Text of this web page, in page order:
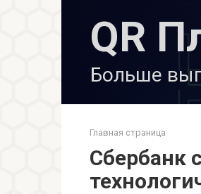
QR
Больше
Главная страница
Сбербанк